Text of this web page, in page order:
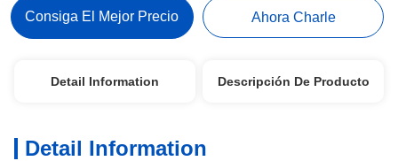
Consiga El Mejor Precio Ahora Charle
Detail Information Descripción De Producto
Detail Information